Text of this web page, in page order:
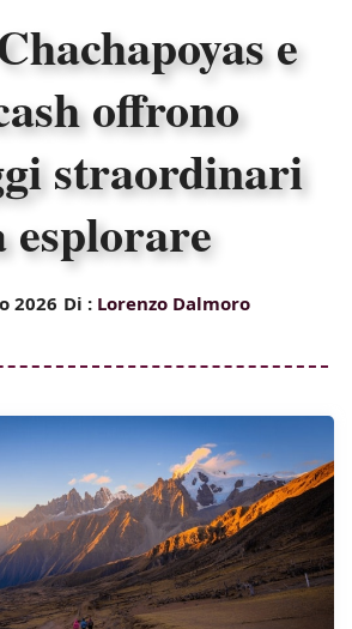
e
offrono
straordinari
esplorare
2026 Di : Lorenzo Dalmoro